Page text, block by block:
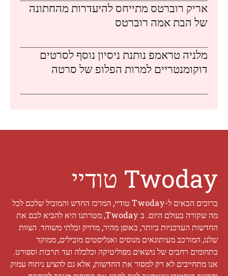
אריק רוברטס מתייחס להיעדרות מהחתונה
של הבת אמה רוברטס
מלניה טראמפ נותנת ניסיון נוסף לסרטים
דוקומנטריים למרות הפלופ של סרטה
Twoday טודיי
ברוכים הבאים ל-Twoday טודיי, המרכז החדש והמוביל שלכם לכל
מה שקורה בעולם היום. ב Twoday, מטרתנו היא להביא לכם את
החדשות העדכניות ביותר, באופן מהיר, מדויק ובלתי משוחד. הצוות
שלנו, המורכב מעיתונאים מנוסים ואנליסטים מובילים, ממוקד
בתחומים רחבים של נושאים מפוליטיקה וכלכלה ועד תרבות וספורט.
אנו מתחייבים לא רק למסור את החדשות, אלא גם להציע ניתוח עמוק